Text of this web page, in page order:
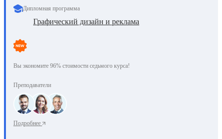
Дипломная программа
Графический дизайн и реклама
Вы экономите 96% стоимости седьмого курса!
Преподаватели
Подробнее